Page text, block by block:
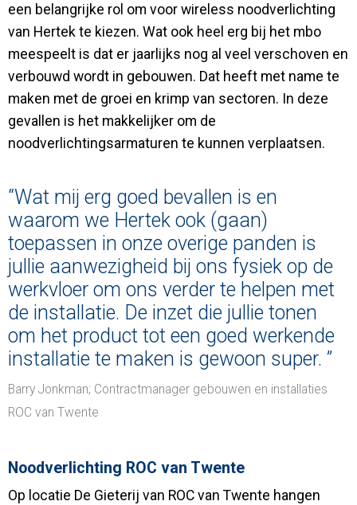
een belangrijke rol om voor wireless noodverlichting
van Hertek te kiezen. Wat ook heel erg bij het mbo
meespeelt is dat er jaarlijks nog al veel verschoven en
verbouwd wordt in gebouwen. Dat heeft met name te
maken met de groei en krimp van sectoren. In deze
gevallen is het makkelijker om de
noodverlichtingsarmaturen te kunnen verplaatsen.
“Wat mij erg goed bevallen is en
waarom we Hertek ook (gaan)
toepassen in onze overige panden is
jullie aanwezigheid bij ons fysiek op de
werkvloer om ons verder te helpen met
de installatie. De inzet die jullie tonen
om het product tot een goed werkende
installatie te maken is gewoon super. ”
Barry Jonkman; Contractmanager gebouwen en installaties
ROC van Twente
Noodverlichting ROC van Twente
Op locatie De Gieterij van ROC van Twente hangen